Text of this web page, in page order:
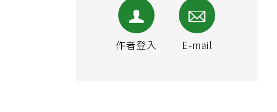
作者登入 E-mail